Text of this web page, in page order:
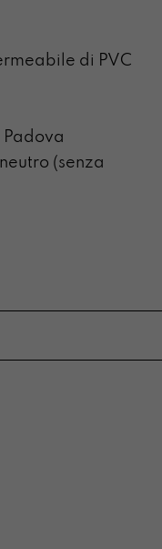
di PVC
Padova
(senza